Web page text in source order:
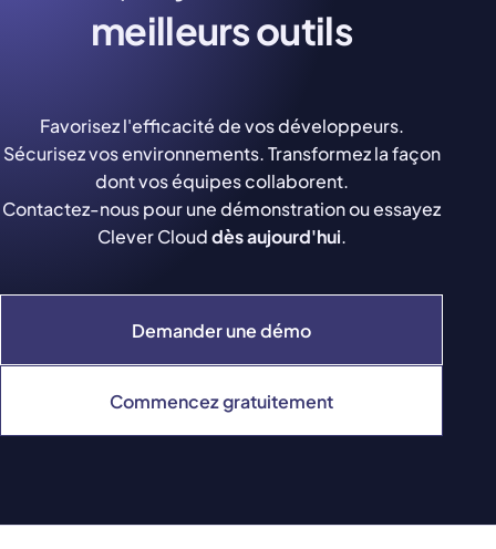
meilleurs outils
Demander une démo
Commencez gratuitement
Favorisez l'efficacité de vos développeurs.
Sécurisez vos environnements. Transformez la façon
dont vos équipes collaborent.
Contactez-nous pour une démonstration ou essayez
Clever Clouddès aujourd'hui.